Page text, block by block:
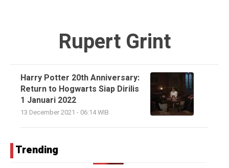
Rupert Grint
Harry Potter 20th Anniversary:
Return to Hogwarts Siap Dirilis
1 Januari 2022
13 December 2021 - 06:14 WIB
Trending